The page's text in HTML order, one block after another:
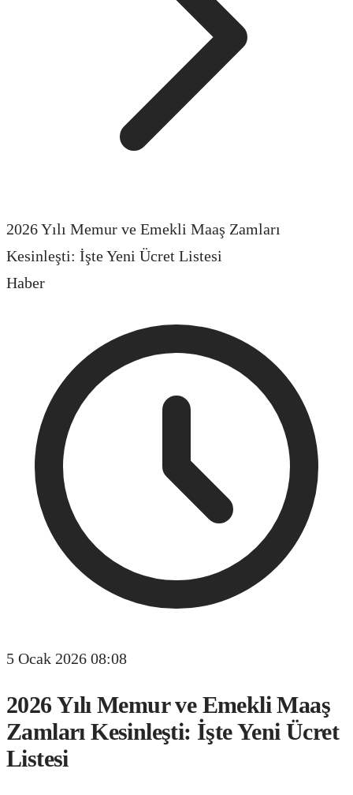
2026 Yılı Memur ve Emekli Maaş Zamları
Kesinleşti: İşte Yeni Ücret Listesi
Haber
5 Ocak 2026 08:08
2026 Yılı Memur ve Emekli Maaş
Zamları Kesinleşti: İşte Yeni Ücret
Listesi